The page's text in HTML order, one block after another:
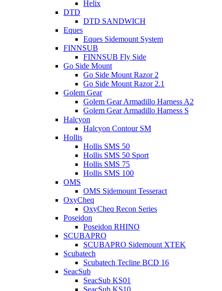
Helix
DTD
DTD SANDWICH
Eques
Eques Sidemount System
FINNSUB
FINNSUB Fly Side
Go Side Mount
Go Side Mount Razor 2
Go Side Mount Razor 2.1
Golem Gear
Golem Gear Armadillo Harness A2
Golem Gear Armadillo Harness S
Halcyon
Halcyon Contour SM
Hollis
Hollis SMS 50
Hollis SMS 50 Sport
Hollis SMS 75
Hollis SMS 100
OMS
OMS Sidemount Tesseract
OxyCheq
OxyCheq Recon Series
Poseidon
Poseidon RHINO
SCUBAPRO
SCUBAPRO Sidemount XTEK
Scubatech
Scubatech Tecline BCD 16
SeacSub
SeacSub KS01